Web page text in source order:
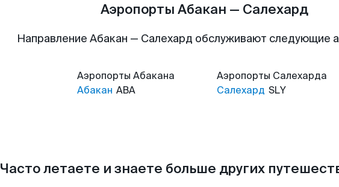
Аэропорты Абакан — Салехард
Направление Абакан — Салехард обслуживают следующие
Аэропорты Абакана
Абакан ABA
Аэропорты Салехарда
Салехард SLY
Часто летаете и знаете больше других